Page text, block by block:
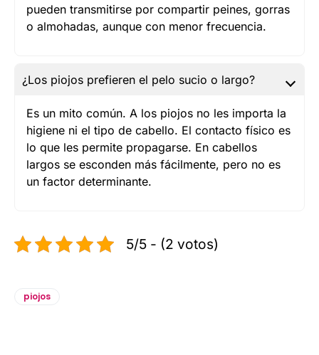
pueden transmitirse por compartir peines, gorras
o almohadas, aunque con menor frecuencia.
¿Los piojos prefieren el pelo sucio o largo?
Es un mito común. A los piojos no les importa la
higiene ni el tipo de cabello. El contacto físico es
lo que les permite propagarse. En cabellos
largos se esconden más fácilmente, pero no es
un factor determinante.
5/5 - (2 votos)
piojos